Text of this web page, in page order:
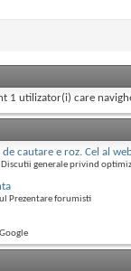
1 utilizator(i) care
cautare e roz. Cel al
generale privind
Prezentare forumisti